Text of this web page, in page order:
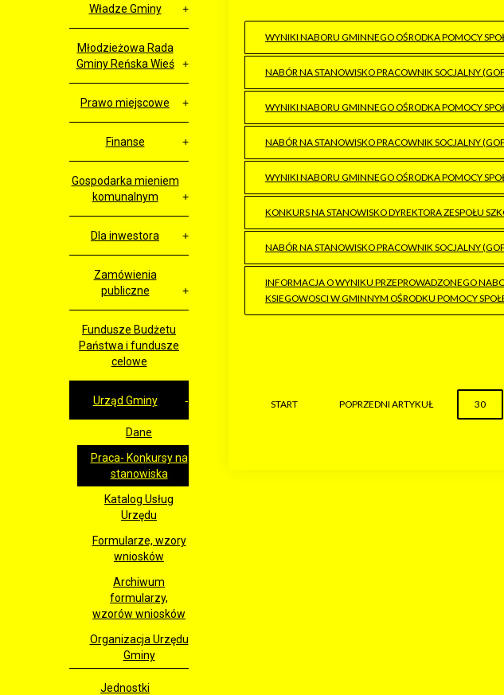
WYNIKI NABORU GMINNEGO OŚRODKA POMOCY
NABÓR NA STANOWISKO PRACOWNIK SOCJALNY
WYNIKI NABORU GMINNEGO OŚRODKA POMOCY
NABÓR NA STANOWISKO PRACOWNIK SOCJALNY
WYNIKI NABORU GMINNEGO OŚRODKA POMOCY
KONKURS NA STANOWISKO DYREKTORA ZESPOŁU
NABÓR NA STANOWISKO PRACOWNIK SOCJALNY
INFORMACJA O WYNIKU PRZEPROWADZONEGO
KSIEGOWOSCI W GMINNYM OŚRODKU POMOCY
START POPRZEDNI ARTYKUŁ 30
Władze Gminy
Młodzieżowa Rada
Gminy Reńska Wieś
Prawo miejscowe
Finanse
Gospodarka mieniem
komunalnym
Dla inwestora
Zamówienia
publiczne
Fundusze Budżetu
Państwa i fundusze
celowe
Urząd Gminy
Dane
Praca- Konkursy na
stanowiska
Katalog Usług
Urzędu
Formularze, wzory
wniosków
Archiwum
formularzy,
wzorów wniosków
Organizacja Urzędu
Gminy
Jednostki